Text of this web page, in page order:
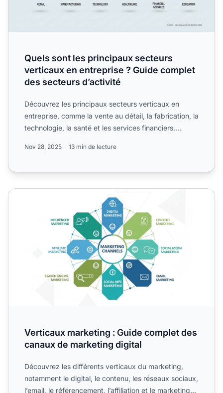
Quels sont les principaux secteurs
verticaux en entreprise ? Guide complet
des secteurs d’activité
Découvrez les principaux secteurs verticaux en
entreprise, comme la vente au détail, la fabrication, la
technologie, la santé et les services financiers.
Nov 28, 2025 13 min de lecture
Verticaux marketing : Guide complet des canaux de
Verticaux marketing : Guide complet des
canaux de marketing digital
Découvrez les différents verticaux du marketing,
notamment le digital, le contenu, les réseaux sociaux,
l’email, le référencement, l’affiliation et le marketing...